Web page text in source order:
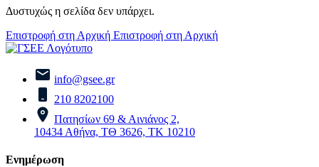
Δυστυχώς η σελίδα δεν υπάρχει.
Επιστροφή στη Αρχική Επιστροφή στη Αρχική
info@gsee.gr
210 8202100
Πατησίων 69 & Αινιάνος 2,
10434 Αθήνα, ΤΘ 3626, ΤΚ 10210
Ενημέρωση